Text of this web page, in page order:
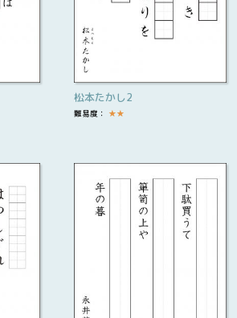
松本たかし2
難易度： ★★